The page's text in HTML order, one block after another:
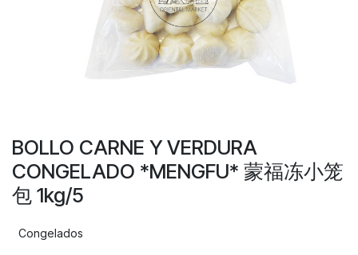
BOLLO CARNE Y VERDURA
CONGELADO *MENGFU* 蒙福冻小笼
包 1kg/5
Congelados